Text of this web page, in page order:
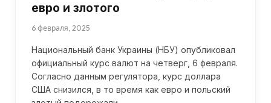
евро и злотого
6 февраля, 2025
Национальный банк Украины (НБУ) опубликовал
официальный курс валют на четверг, 6 февраля.
Согласно данным регулятора, курс доллара
США снизился, в то время как евро и польский